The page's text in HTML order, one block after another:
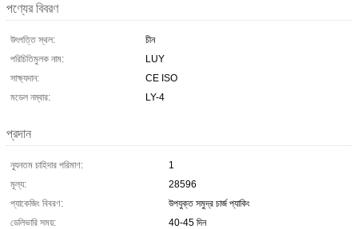
পণ্যের বিবরণ
উৎপত্তি স্থল:
চীন
পরিচিতিমুলক নাম:
LUY
সাক্ষ্যদান:
CE ISO
মডেল নম্বার:
LY-4
প্রদান
ন্যূনতম চাহিদার পরিমাণ:
1
মূল্য:
28596
প্যাকেজিং বিবরণ:
উপযুক্ত সমুদ্র চার্জ প্যাকিং
ডেলিভারি সময়:
40-45 দিন